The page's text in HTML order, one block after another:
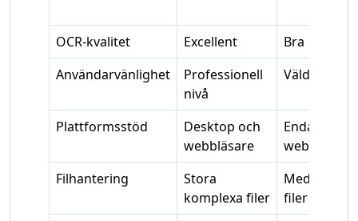
OCR-kvalitet Excellent
Bra
Användarvänlighet
Professionell
nivå
Väldigt lätt
Plattformsstöd
Desktop och
webbläsare
Endast
webbläsare
Filhantering
Stora
komplexa filer
Medelstora
filer